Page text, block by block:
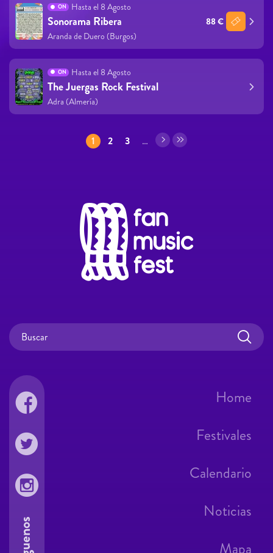
ON Hasta el 8 Agosto
Sonorama Ribera
Aranda de Duero (Burgos)
88 €
ON Hasta el 8 Agosto
The Juergas Rock Festival
Adra (Almería)
1 2 3 …
Home
Festivales
Calendario
Noticias
Mapa
Síguenos